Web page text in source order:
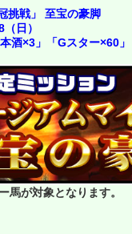
挑戦」 至宝の豪脚
日）
酒×3」「Gスター×60」
が対象となります。